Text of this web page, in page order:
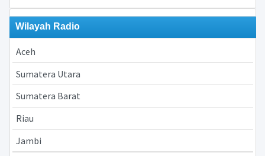
Wilayah Radio
Aceh
Sumatera Utara
Sumatera Barat
Riau
Jambi